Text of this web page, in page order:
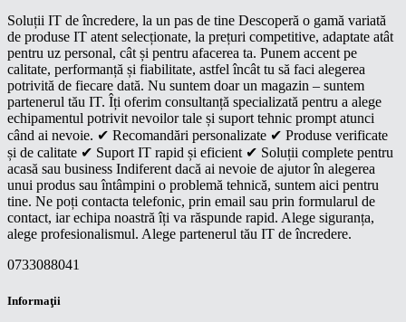
Soluții IT de încredere, la un pas de tine Descoperă o gamă variată
de produse IT atent selecționate, la prețuri competitive, adaptate atât
pentru uz personal, cât și pentru afacerea ta. Punem accent pe
calitate, performanță și fiabilitate, astfel încât tu să faci alegerea
potrivită de fiecare dată. Nu suntem doar un magazin – suntem
partenerul tău IT. Îți oferim consultanță specializată pentru a alege
echipamentul potrivit nevoilor tale și suport tehnic prompt atunci
când ai nevoie. ✔ Recomandări personalizate ✔ Produse verificate
și de calitate ✔ Suport IT rapid și eficient ✔ Soluții complete pentru
acasă sau business Indiferent dacă ai nevoie de ajutor în alegerea
unui produs sau întâmpini o problemă tehnică, suntem aici pentru
tine. Ne poți contacta telefonic, prin email sau prin formularul de
contact, iar echipa noastră îți va răspunde rapid. Alege siguranța,
alege profesionalismul. Alege partenerul tău IT de încredere.
0733088041
Informaţii